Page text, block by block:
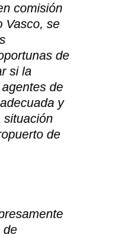
comisión
Vasco, se
de
si la
de
y
situación
de
de